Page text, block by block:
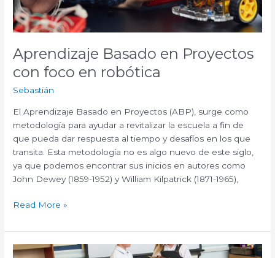
Aprendizaje Basado en Proyectos
con foco en robótica
Sebastián
El Aprendizaje Basado en Proyectos (ABP), surge como
metodología para ayudar a revitalizar la escuela a fin de
que pueda dar respuesta al tiempo y desafíos en los que
transita. Esta metodología no es algo nuevo de este siglo,
ya que podemos encontrar sus inicios en autores como
John Dewey (1859-1952) y William Kilpatrick (1871-1965),
Read More »
Atreverse